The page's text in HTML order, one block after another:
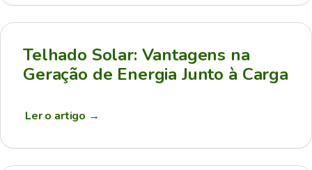
Telhado Solar: Vantagens na
Geração de Energia Junto à Carga
Ler o artigo →